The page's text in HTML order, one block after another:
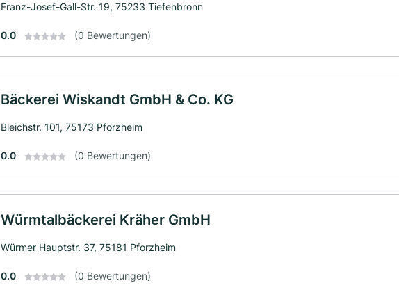
Franz-Josef-Gall-Str. 19, 75233 Tiefenbronn
0.0 (0 Bewertungen)
Bäckerei Wiskandt GmbH & Co. KG
Bleichstr. 101, 75173 Pforzheim
0.0 (0 Bewertungen)
Würmtalbäckerei Kräher GmbH
Würmer Hauptstr. 37, 75181 Pforzheim
0.0 (0 Bewertungen)